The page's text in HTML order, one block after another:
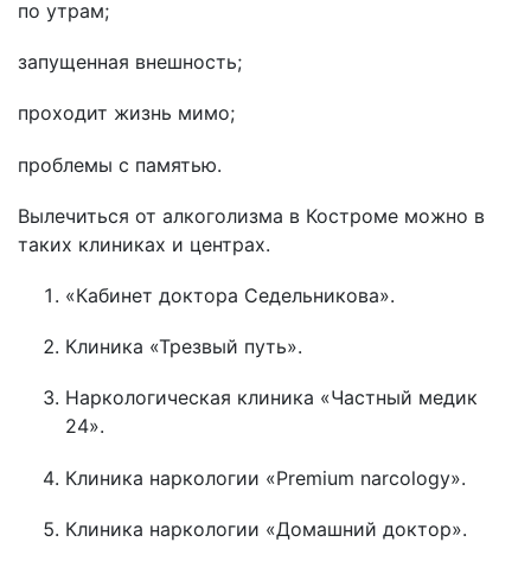
по утрам;
запущенная внешность;
проходит жизнь мимо;
проблемы с памятью.
Вылечиться от алкоголизма в Костроме можно в
таких клиниках и центрах.
«Кабинет доктора Седельникова».
Клиника «Трезвый путь».
Наркологическая клиника «Частный медик
24».
Клиника наркологии «Premium narcology».
Клиника наркологии «Домашний доктор».